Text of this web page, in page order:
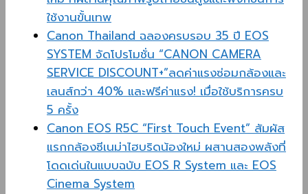
ใช้งานขั้นเทพ
Canon Thailand ฉลองครบรอบ 35 ปี EOS
SYSTEM จัดโปรโมชั่น “CANON CAMERA
SERVICE DISCOUNT+”ลดค่าแรงซ่อมกล้องและ
เลนส์กว่า 40% และฟรีค่าแรง! เมื่อใช้บริการครบ
5 ครั้ง
Canon EOS R5C “First Touch Event” สัมผัส
แรกกล้องซีเนม่าไฮบริดน้องใหม่ ผสานสองพลังที่
โดดเด่นในแบบฉบับ EOS R System และ EOS
Cinema System